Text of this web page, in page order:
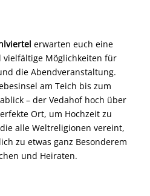
erwarten euch eine
Möglichkeiten für
die Abendveranstaltung.
am Teich bis zum
– der Vedahof hoch über
Ort, um Hochzeit zu
zu etwas ganz Besonderem